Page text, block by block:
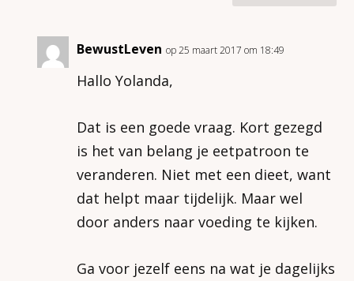
BewustLeven op 25 maart 2017 om 18:49
Hallo Yolanda,
Dat is een goede vraag. Kort gezegd
is het van belang je eetpatroon te
veranderen. Niet met een dieet, want
dat helpt maar tijdelijk. Maar wel
door anders naar voeding te kijken.
Ga voor jezelf eens na wat je dagelijks